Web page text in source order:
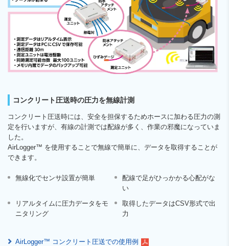
コンクリート圧送時の圧力を無線計測
コンクリート圧送時には、安全を担保するためホースに加わる圧力の測
定を行いますが、有線の計測では配線が多く、作業の邪魔になっていま
した。
AirLogger™ を使用することで無線で簡単に、データを取得することが
できます。
無線化でセンサ設置が簡単
配線で足がひっかかる心配がな
い
リアルタイムに圧力データをモ
ニタリング
取得したデータはCSV形式で出
力
AirLogger™ コンクリート圧送での使用例